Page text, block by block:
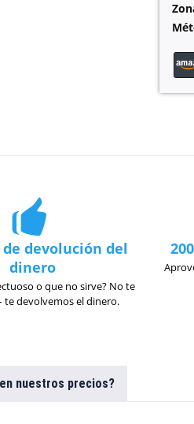
devolución del
dinero
o que no sirve? No te
te devolvemos el dinero.
nuestros precios?